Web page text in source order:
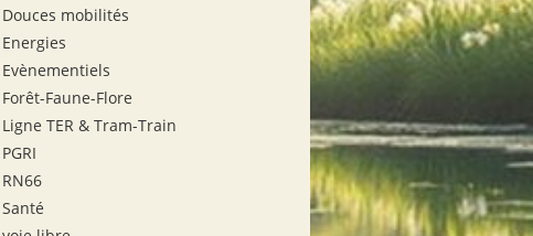
Douces mobilités
Energies
Evènementiels
Forêt-Faune-Flore
Ligne TER & Tram-Train
PGRI
RN66
Santé